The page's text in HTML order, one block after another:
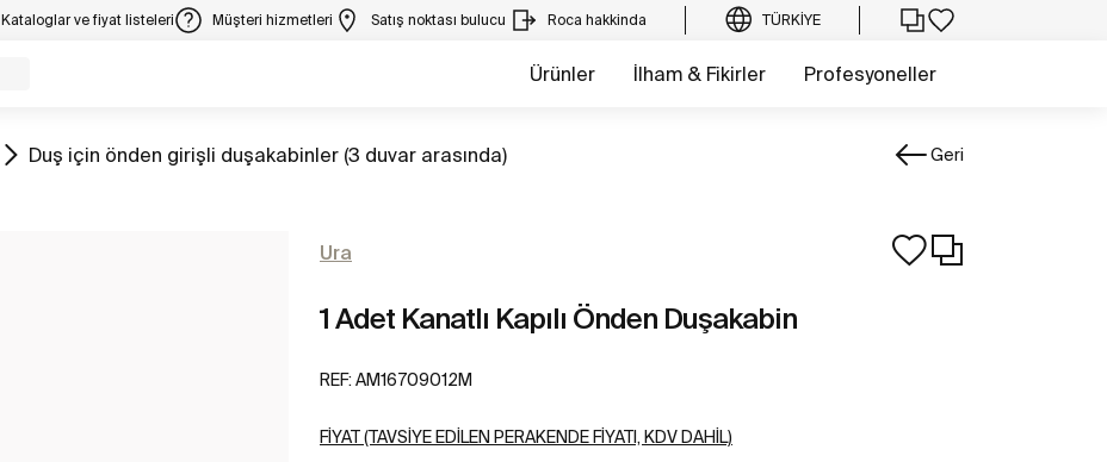
Kataloglar ve fiyat listeleri Müşteri hizmetleri Satış noktası bulucu Roca hakkinda TÜRKIYE
Ürünler İlham & Fikirler Profesyoneller
Tüm
Duş için önden girişli duşakabinler (3 duvar arasında) Geri
Ura
1 Adet Kanatlı Kapılı Önden Duşakabin
REF: AM16709012M
FIYAT (TAVSIYE EDILEN PERAKENDE FIYATI, KDV DAHIL)